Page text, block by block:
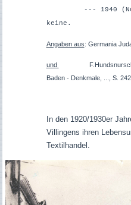
--- 1940
keine.
Angaben aus: Germania
und
F.Hundsnurscher/
Baden - Denkmale, ..., S. 242
In den 1920/1930er
Villingens ihren
Textilhandel.